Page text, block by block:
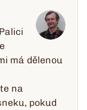
má dělenou
na
pokud